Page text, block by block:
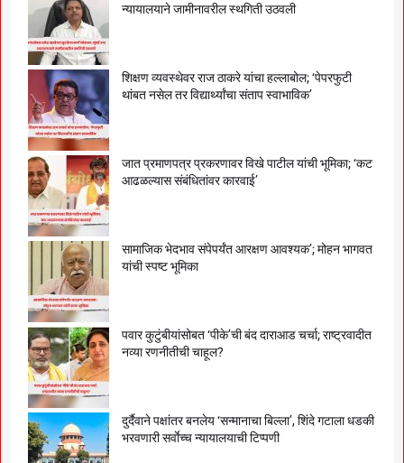
न्यायालयाने जामीनावरील स्थगिती उठवली
शिक्षण व्यवस्थेवर राज ठाकरे यांचा हल्लाबोल; ‘पेपरफुटी
थांबत नसेल तर विद्यार्थ्यांचा संताप स्वाभाविक’
जात प्रमाणपत्र प्रकरणावर विखे पाटील यांची भूमिका; ‘कट
आढळल्यास संबंधितांवर कारवाई’
सामाजिक भेदभाव संपेपर्यंत आरक्षण आवश्यक’; मोहन भागवत
यांची स्पष्ट भूमिका
पवार कुटुंबीयांसोबत ‘पीके’ची बंद दाराआड चर्चा; राष्ट्रवादीत
नव्या रणनीतीची चाहूल?
दुर्दैवाने पक्षांतर बनलेय ‘सन्मानाचा बिल्ला’, शिंदे गटाला धडकी
भरवणारी सर्वाेच्च न्यायालयाची टिप्पणी